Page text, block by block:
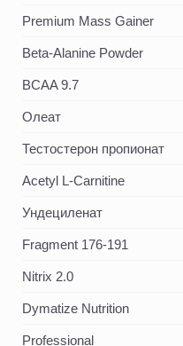
Premium Mass Gainer
Beta-Alanine Powder
BCAA 9.7
Олеат
Тестостерон пропионат
Acetyl L-Carnitine
Ундециленат
Fragment 176-191
Nitrix 2.0
Dymatize Nutrition
Professional